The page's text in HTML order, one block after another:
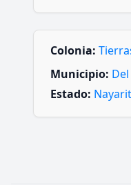
Colonia:
Municipio:
Estado: Nayarit